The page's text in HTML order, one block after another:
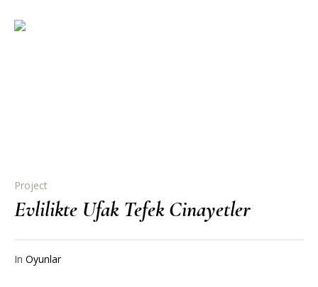
Project
Evlilikte Ufak Tefek Cinayetler
In Oyunlar